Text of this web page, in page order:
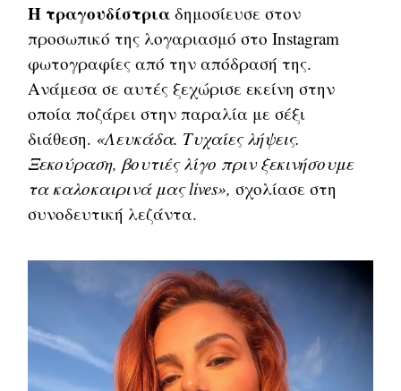
Η τραγουδίστρια δημοσίευσε στον
προσωπικό της λογαριασμό στο Instagram
φωτογραφίες από την απόδρασή της.
Ανάμεσα σε αυτές ξεχώρισε εκείνη στην
οποία ποζάρει στην παραλία με σέξι
διάθεση. «Λευκάδα. Τυχαίες λήψεις.
Ξεκούραση, βουτιές λίγο πριν ξεκινήσουμε
τα καλοκαιρινά μας lives», σχολίασε στη
συνοδευτική λεζάντα.